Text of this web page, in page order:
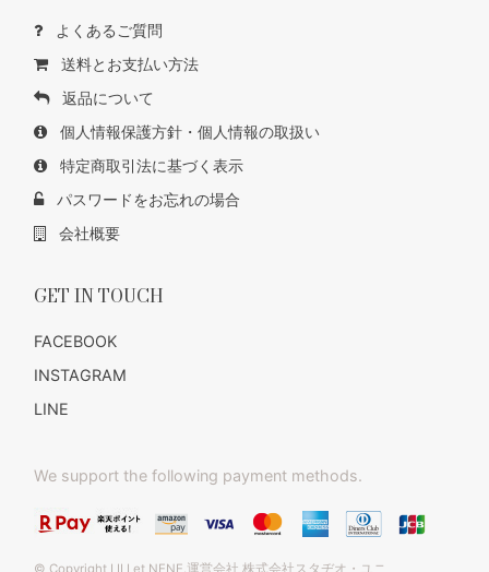
よくあるご質問
送料とお支払い方法
返品について
個人情報保護方針・個人情報の取扱い
特定商取引法に基づく表示
パスワードをお忘れの場合
会社概要
GET IN TOUCH
FACEBOOK
INSTAGRAM
LINE
We support the following payment methods.
© Copyright LILI et NENE.運営会社 株式会社スタヂオ・ユニ